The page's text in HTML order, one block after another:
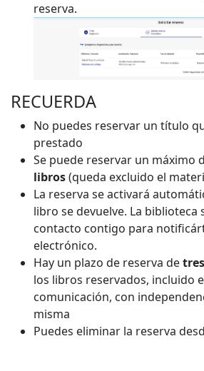
reserva.
RECUERDA
No puedes reservar un título
prestado
Se puede reservar un máximo
libros(queda excluido el
La reserva se activará
libro se devuelve. La biblioteca
contacto contigo para
electrónico.
Hay un plazo de reserva de
los libros reservados, incluido
comunicación, con
misma
Puedes eliminar la reserva